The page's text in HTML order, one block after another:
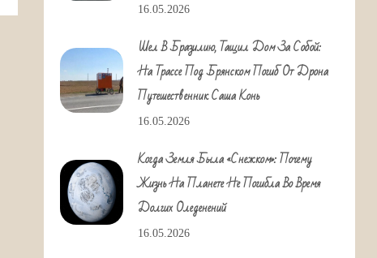
16.05.2026
Шел В Бразилию, Тащил Дом За Собой:
На Трассе Под Брянском Погиб От Дрона
Путешественник Саша Конь
16.05.2026
Когда Земля Была «снежком»: Почему
Жизнь На Планете Не Погибла Во Время
Долгих Оледенений
16.05.2026